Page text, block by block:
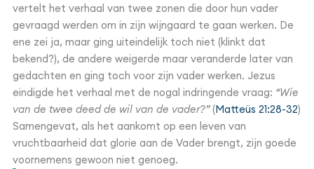
vertelt het verhaal van twee zonen die door hun vader
gevraagd werden om in zijn wijngaard te gaan werken. De
ene zei ja, maar ging uiteindelijk toch niet (klinkt dat
bekend?), de andere weigerde maar veranderde later van
gedachten en ging toch voor zijn vader werken. Jezus
eindigde het verhaal met de nogal indringende vraag: “Wie
van de twee deed de wil van de vader?”(Matteüs 21:28-32)
Samengevat, als het aankomt op een leven van
vruchtbaarheid dat glorie aan de Vader brengt, zijn goede
voornemens gewoon niet genoeg.